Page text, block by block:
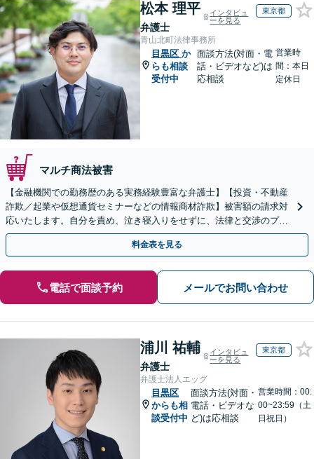
松本 理平
弁護士
インタビュ
ーを見る
東京都
青山北町法律事務所
目黒区 か
らも相談
受付中
面談方法(対面・電
話・ビデオなど)は
応相談
営業時
間：本日
定休日
マルチ商法被害
【金融機関での勤務歴のある実務経験豊富な弁護士】【投資・不動産
詐欺／起業や仮想通貨セミナーなどの情報商材詐欺】被害額の請求対
応いたします。自分を責め、泣き寝入りをせずに、法律と交渉のプロ
にまずはご相談ください。【表参道駅から徒歩3分】
料金表を見る
電話で面談予約 メールでお問い合わせ
浦川 祐輔
弁護士
インタビュ
ーを見る
東京都
弁護士法人エッグ
目黒区
からも相
談受付中
面談方法(対面・
電話・ビデオな
ど)は応相談
営業時間：00:
00~23:59（土
日祝日）